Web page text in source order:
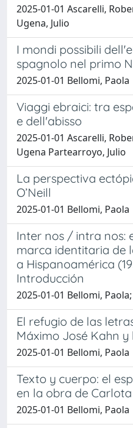
2025-01-01 Ascarelli,
Ugena, Julio
I mondi possibili
spagnolo nel primo
2025-01-01 Bellomi, Paola
Viaggi ebraici: tra
e dell'abisso
2025-01-01 Ascarelli,
Ugena Partearroyo, Julio
La perspectiva
O’Neill
2025-01-01 Bellomi, Paola
Inter nos / intra nos:
marca identitaria de
a Hispanoamérica
Introducción
2025-01-01 Bellomi,
El refugio de las
Máximo José Kahn y
2025-01-01 Bellomi, Paola
Texto y cuerpo: el
en la obra de Carlota
2025-01-01 Bellomi, Paola